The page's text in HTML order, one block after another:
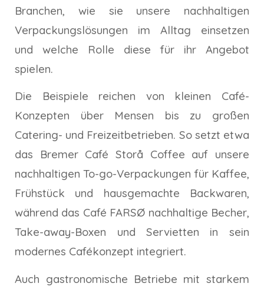
Branchen, wie sie unsere nachhaltigen
Verpackungslösungen im Alltag einsetzen
und welche Rolle diese für ihr Angebot
spielen.
Die Beispiele reichen von kleinen Café-
Konzepten über Mensen bis zu großen
Catering- und Freizeitbetrieben. So setzt etwa
das Bremer Café Storå Coffee auf unsere
nachhaltigen To-go-Verpackungen für Kaffee,
Frühstück und hausgemachte Backwaren,
während das Café FARSØ nachhaltige Becher,
Take-away-Boxen und Servietten in sein
modernes Cafékonzept integriert.
Auch gastronomische Betriebe mit starkem